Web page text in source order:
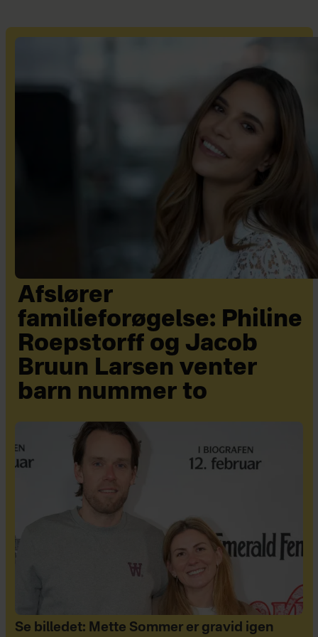
Afslører
familieforøgelse: Philine
Roepstorff og Jacob
Bruun Larsen venter
barn nummer to
Se billedet: Mette Sommer er gravid igen